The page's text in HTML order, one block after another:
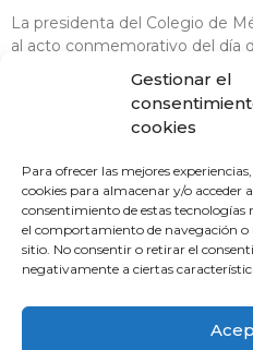
Gestionar el
cookies
Para ofrecer las mejores
cookies para almacenar y/o acceder
consentimiento de estas
el comportamiento de navegación o
sitio. No consentir o retirar el
negativamente a ciertas
La presidenta del Colegio de
al acto conmemorativo del día
Ministerio de
profesión
instituciones
unen al servicio
frente a las